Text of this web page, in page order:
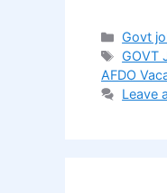
Govt
Tags
GOVT
AFDO
Leave